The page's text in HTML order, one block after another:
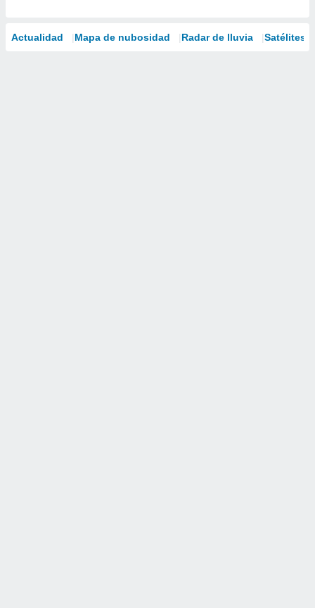
Actualidad Mapa de nubosidad Radar de lluvia Satélites